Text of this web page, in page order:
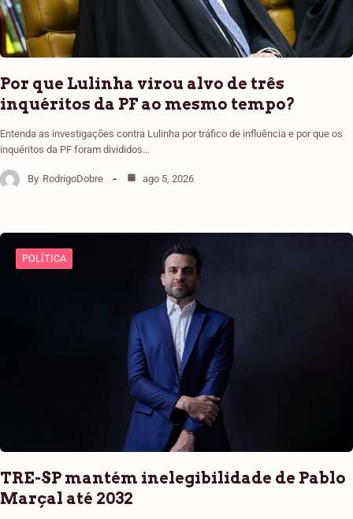
Por que Lulinha virou alvo de três
inquéritos da PF ao mesmo tempo?
Entenda as investigações contra Lulinha por tráfico de influência e por que os
inquéritos da PF foram divididos…
By RodrigoDobre ago 5, 2026
POLÍTICA
TRE-SP mantém inelegibilidade de Pablo
Marçal até 2032